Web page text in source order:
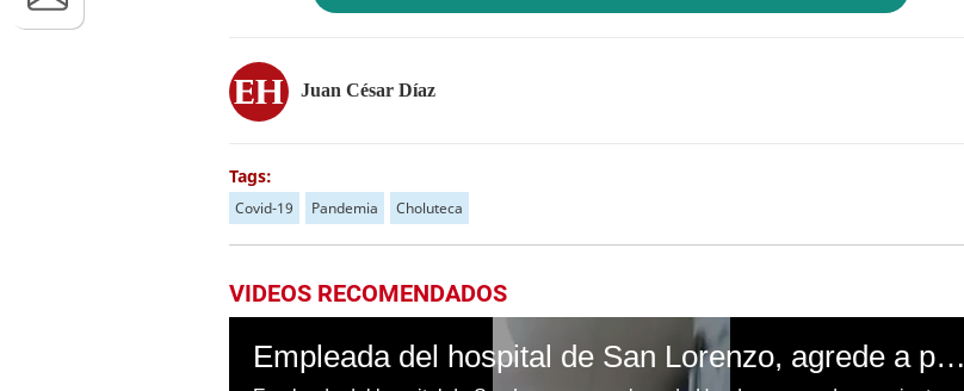
Juan César Díaz
Tags:
Covid-19 Pandemia Choluteca
VIDEOS RECOMENDADOS
Empleada del hospital de San Lorenzo, agrede a paciente